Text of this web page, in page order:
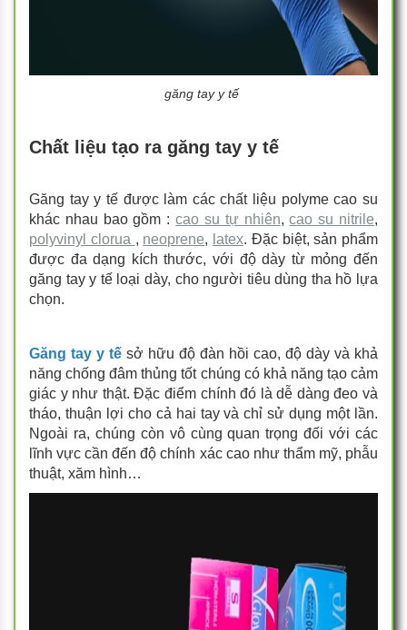
găng tay y tế
Chất liệu tạo ra găng tay y tế
Găng tay y tế được làm các chất liệu polyme cao su
khác nhau bao gồm :cao su tự nhiên,cao su nitrile,
polyvinyl clorua , neoprene, latex. Đặc biệt, sản phẩm
được đa dạng kích thước, với độ dày từ mỏng đến
găng tay y tế loại dày, cho người tiêu dùng tha hồ lựa
chọn.
Găng tay y tế sở hữu độ đàn hồi cao, độ dày và khả
năng chống đâm thủng tốt chúng có khả năng tạo cảm
giác y như thật. Đặc điểm chính đó là dễ dàng đeo và
tháo, thuận lợi cho cả hai tay và chỉ sử dụng một lần.
Ngoài ra, chúng còn vô cùng quan trọng đối với các
lĩnh vực cần đến độ chính xác cao như thẩm mỹ, phẫu
thuật, xăm hình…